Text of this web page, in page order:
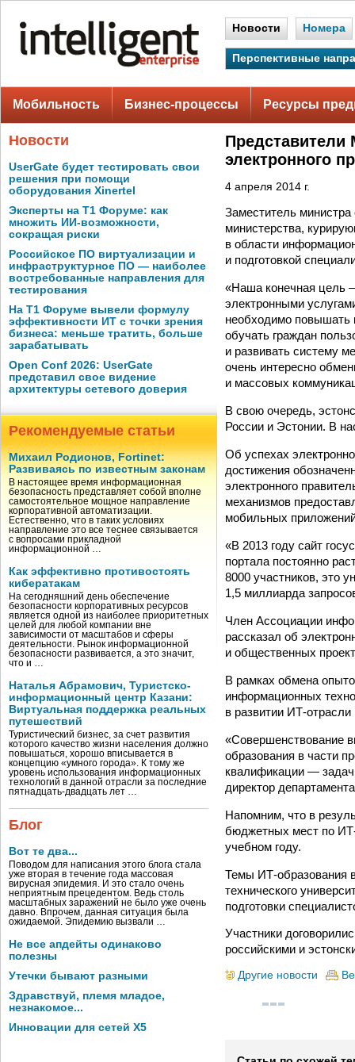
Новости Номера
Перспективные
Мобильность Бизнес-процессы Ресурсы
Новости
UserGate будет тестировать свои
решения при помощи
оборудования Xinertel
Эксперты на Т1 Форуме: как
множить ИИ-возможности,
сокращая риски
Российское ПО виртуализации и
инфраструктурное ПО — наиболее
востребованные направления для
тестирования
На Т1 Форуме вывели формулу
эффективности ИТ с точки зрения
бизнеса: меньше тратить, больше
зарабатывать
Open Conf 2026: UserGate
представил свое видение
архитектуры сетевого доверия
Рекомендуемые статьи
Михаил Родионов, Fortinet:
Развиваясь по известным законам
В настоящее время информационная
безопасность представляет собой вполне
самостоятельное мощное направление
корпоративной автоматизации.
Естественно, что в таких условиях
направление это все теснее связывается
с вопросами прикладной
информационной …
Как эффективно противостоять
кибератакам
На сегодняшний день обеспечение
безопасности корпоративных ресурсов
является одной из наиболее приоритетных
целей для любой компании вне
зависимости от масштабов и сферы
деятельности. Рынок информационной
безопасности развивается, а это значит,
что и …
Наталья Абрамович, Туристско-
информационный центр Казани:
Виртуальная поддержка реальных
путешествий
Туристический бизнес, за счет развития
которого качество жизни населения должно
повышаться, хорошо вписывается в
концепцию «умного города». К тому же
уровень использования информационных
технологий в данной отрасли за последние
пятнадцать-двадцать лет …
Блог
Вот те два...
Поводом для написания этого блога стала
уже вторая в течение года массовая
вирусная эпидемия. И это стало очень
неприятным прецедентом. Ведь столь
масштабных заражений не было уже очень
давно. Впрочем, данная ситуация была
ожидаемой. Эпидемию вызвали …
Не все апдейты одинаково
полезны
Утечки бывают разными
Здравствуй, племя младое,
незнакомое...
Инновации для сетей X5
Представители
электронного
4 апреля 2014 г.
Заместитель
министерства,
в области
и подготовкой
«Наша конечная цель
электронными
необходимо повышать
обучать граждан
и развивать систему
очень интересно
и массовых
В свою очередь,
России и Эстонии. В
Об успехах
достижения
электронного
механизмов
мобильных
«В 2013 году сайт
портала постоянно
8000 участников, это
1,5 миллиарда
Член Ассоциации
рассказал об
и общественных
В рамках обмена
информационных
в развитии ИТ-отрасли
«Совершенствование
образования в части
квалификации —
директор
Напомним, что в
бюджетных мест по
учебном году.
Темы ИТ-образования
технического
подготовки
Участники
российскими и
Другие новости